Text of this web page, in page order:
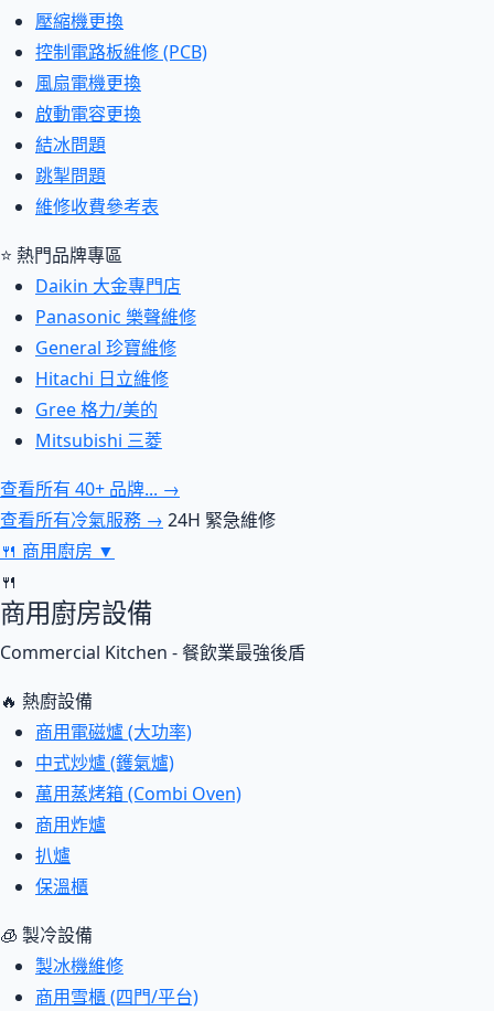
壓縮機更換
控制電路板維修 (PCB)
風扇電機更換
啟動電容更換
結冰問題
跳掣問題
維修收費參考表
⭐ 熱門品牌專區
Daikin 大金專門店
Panasonic 樂聲維修
General 珍寶維修
Hitachi 日立維修
Gree 格力/美的
Mitsubishi 三菱
查看所有 40+ 品牌... →
查看所有冷氣服務 → 24H 緊急維修
🍴 商用廚房 ▼
🍴
商用廚房設備
Commercial Kitchen - 餐飲業最強後盾
🔥 熱廚設備
商用電磁爐 (大功率)
中式炒爐 (鑊氣爐)
萬用蒸烤箱 (Combi Oven)
商用炸爐
扒爐
保溫櫃
🧊 製冷設備
製冰機維修
商用雪櫃 (四門/平台)